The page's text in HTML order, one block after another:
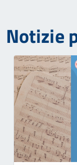
Notizie